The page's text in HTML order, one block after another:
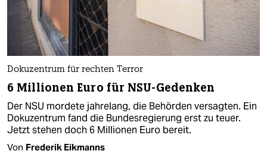
Dokuzentrum für rechten Terror
6 Millionen Euro für NSU-Gedenken
Der NSU mordete jahrelang, die Behörden versagten. Ein
Dokuzentrum fand die Bundesregierung erst zu teuer.
Jetzt stehen doch 6 Millionen Euro bereit.
Von Frederik Eikmanns